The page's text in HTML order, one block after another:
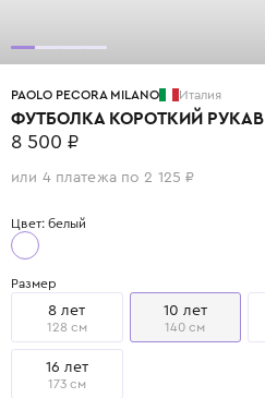
PAOLO PECORA MILANO Италия
ФУТБОЛКА КОРОТКИЙ РУКАВ
8 500 ₽
или 4 платежа по 2 125 ₽
Цвет: белый
Размер
8 лет
128 см
10 лет
140 см
16 лет
173 см